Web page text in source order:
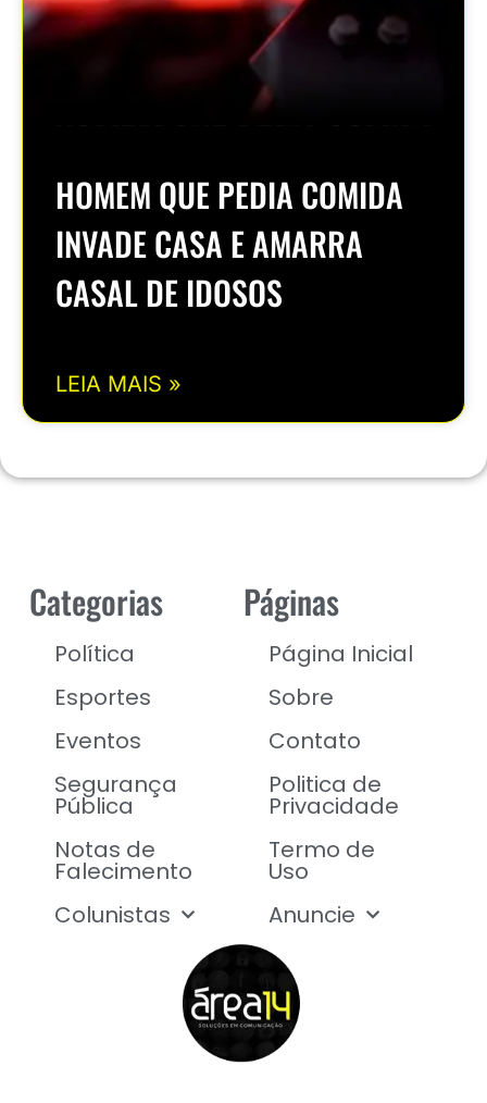
HOMEM QUE PEDIA COMIDA
INVADE CASA E AMARRA
CASAL DE IDOSOS
LEIA MAIS »
Categorias
Política
Esportes
Eventos
Segurança
Pública
Notas de
Falecimento
Colunistas
Páginas
Página Inicial
Sobre
Contato
Politica de
Privacidade
Termo de
Uso
Anuncie